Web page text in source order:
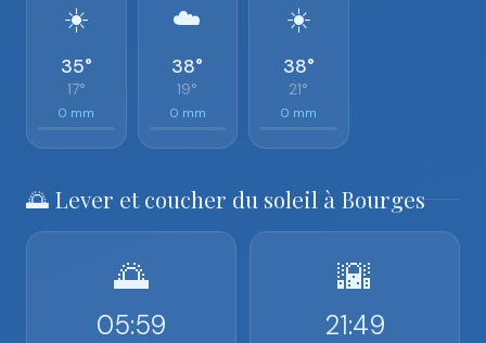
☀️
35°
17°
0 mm
☁️
38°
19°
0 mm
☀️
38°
21°
0 mm
🌅 Lever et coucher du soleil à Bourges
🌅
05:59
🌇
21:49